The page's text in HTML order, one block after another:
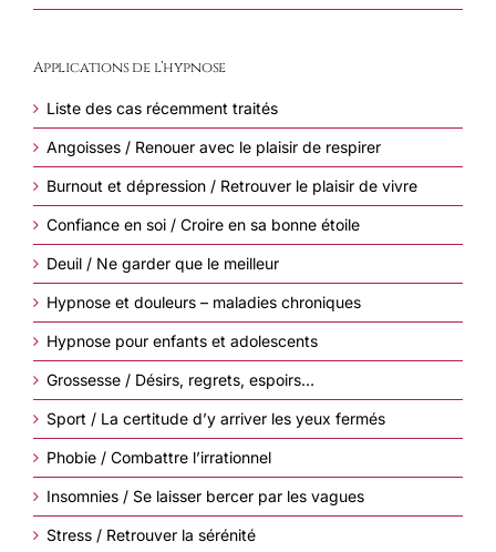
Applications de l’hypnose
Liste des cas récemment traités
Angoisses / Renouer avec le plaisir de respirer
Burnout et dépression / Retrouver le plaisir de vivre
Confiance en soi / Croire en sa bonne étoile
Deuil / Ne garder que le meilleur
Hypnose et douleurs – maladies chroniques
Hypnose pour enfants et adolescents
Grossesse / Désirs, regrets, espoirs…
Sport / La certitude d’y arriver les yeux fermés
Phobie / Combattre l’irrationnel
Insomnies / Se laisser bercer par les vagues
Stress / Retrouver la sérénité